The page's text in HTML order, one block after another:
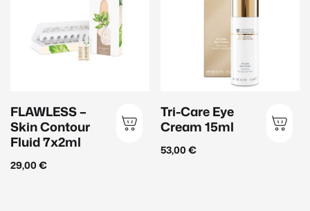
FLAWLESS –
Skin Contour
Fluid 7x2ml
29,00 €
Tri-Care Eye
Cream 15ml
53,00€